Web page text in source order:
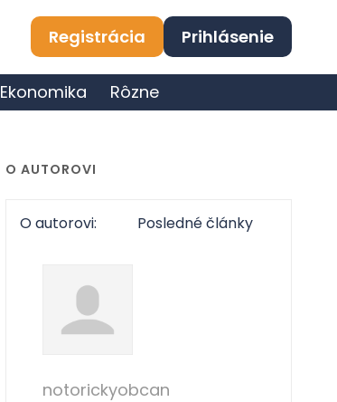
Registrácia Prihlásenie
Ekonomika Rôzne
O AUTOROVI
O autorovi: Posledné články
notorickyobcan